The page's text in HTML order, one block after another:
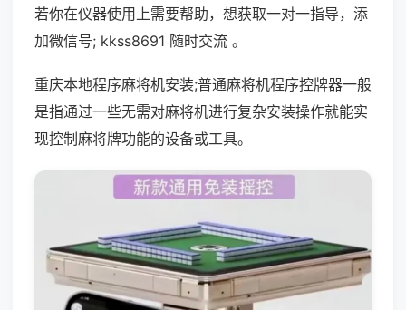
若你在仪器使用上需要帮助，想获取一对一指导，添
加微信号; kkss8691 随时交流 。
重庆本地程序麻将机安装;普通麻将机程序控牌器一般
是指通过一些无需对麻将机进行复杂安装操作就能实
现控制麻将牌功能的设备或工具。